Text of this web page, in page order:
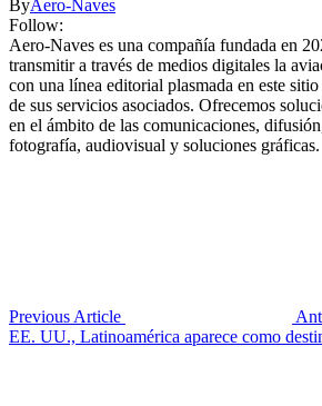
ByAero-Naves
Follow:
Aero-Naves es una compañía fundada en
transmitir a través de medios digitales la
con una línea editorial plasmada en este
de sus servicios asociados. Ofrecemos
en el ámbito de las comunicaciones,
fotografía, audiovisual y soluciones gráficas.
Previous Article
EE. UU., Latinoamérica aparece como